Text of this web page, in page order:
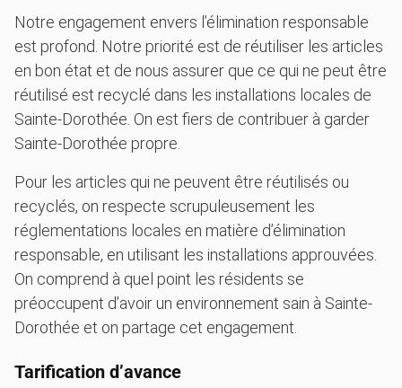
Notre engagement envers l’élimination responsable
est profond. Notre priorité est de réutiliser les articles
en bon état et de nous assurer que ce qui ne peut être
réutilisé est recyclé dans les installations locales de
Sainte-Dorothée. On est fiers de contribuer à garder
Sainte-Dorothée propre.
Pour les articles qui ne peuvent être réutilisés ou
recyclés, on respecte scrupuleusement les
réglementations locales en matière d’élimination
responsable, en utilisant les installations approuvées.
On comprend à quel point les résidents se
préoccupent d’avoir un environnement sain à Sainte-
Dorothée et on partage cet engagement.
Tarification d’avance